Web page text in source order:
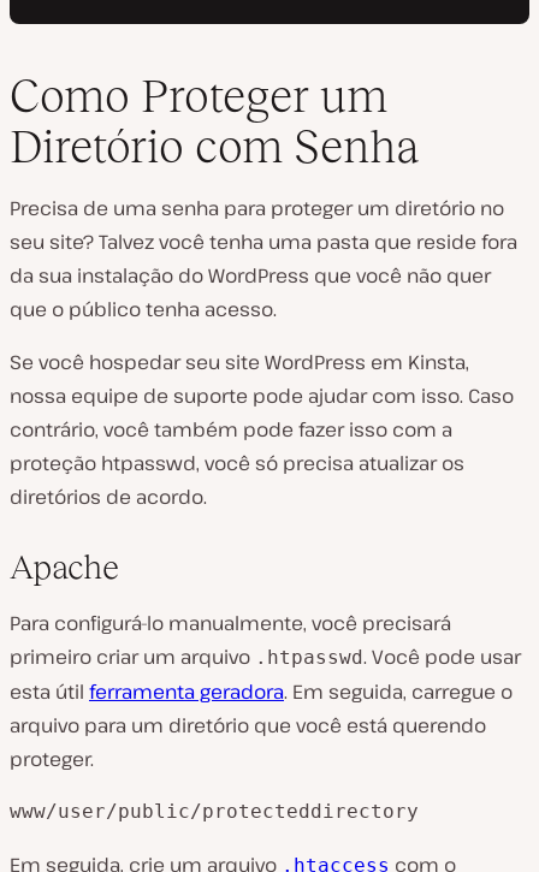
Como Proteger um
Diretório com Senha
Precisa de uma senha para proteger um diretório no
seu site? Talvez você tenha uma pasta que reside fora
da sua instalação do WordPress que você não quer
que o público tenha acesso.
Se você hospedar seu site WordPress em Kinsta,
nossa equipe de suporte pode ajudar com isso. Caso
contrário, você também pode fazer isso com a
proteção htpasswd, você só precisa atualizar os
diretórios de acordo.
Apache
Para configurá-lo manualmente, você precisará
primeiro criar um arquivo .htpasswd. Você pode usar
esta útil ferramenta geradora. Em seguida, carregue o
arquivo para um diretório que você está querendo
proteger.
www/user/public/protecteddirectory
Em seguida, crie um arquivo .htaccess com o